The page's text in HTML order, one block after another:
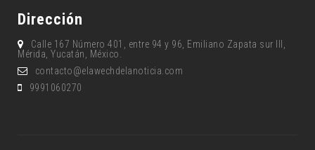
Dirección
Calle 167 Número 401, entre 94 y 96, Emiliano Zapata sur lll,
Mérida, Yucatán, México.
contacto@elawechdelanoticia.com
9991060270